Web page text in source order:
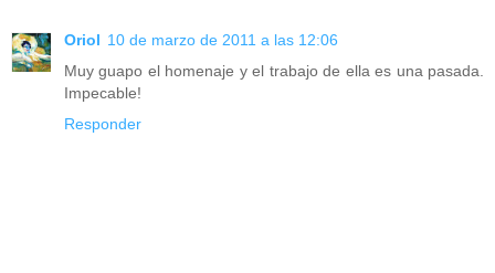
Oriol 10 de marzo de 2011 a las 12:06
Muy guapo el homenaje y el trabajo de ella es una pasada.
Impecable!
Responder